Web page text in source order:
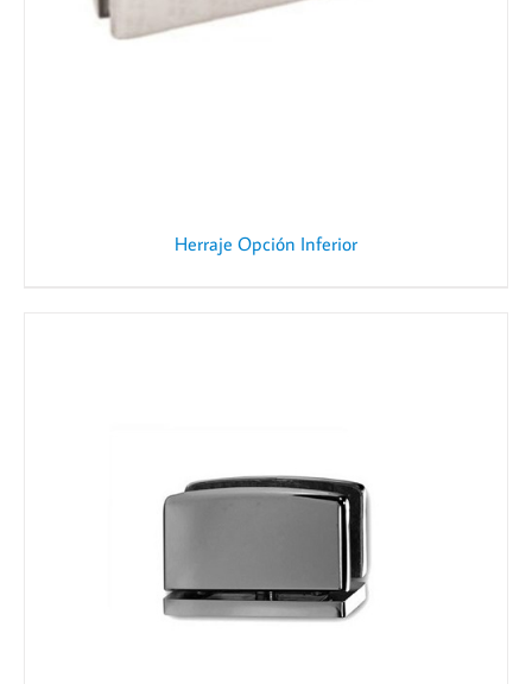
Herraje Opción Inferior